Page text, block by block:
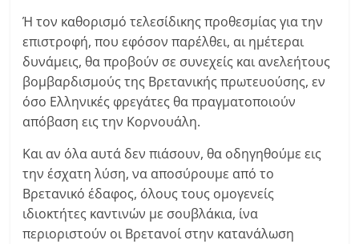
Ή τον καθορισμό τελεσίδικης προθεσμίας για την
επιστροφή, που εφόσον παρέλθει, αι ημέτεραι
δυνάμεις, θα προβούν σε συνεχείς και ανελεήτους
βομβαρδισμούς της Βρετανικής πρωτευούσης, εν
όσο Ελληνικές φρεγάτες θα πραγματοποιούν
απόβαση εις την Κορνουάλη.
Και αν όλα αυτά δεν πιάσουν, θα οδηγηθούμε εις
την έσχατη λύση, να αποσύρουμε από το
Βρετανικό έδαφος, όλους τους ομογενείς
ιδιοκτήτες καντινών με σουβλάκια, ίνα
περιοριστούν οι Βρετανοί στην κατανάλωση